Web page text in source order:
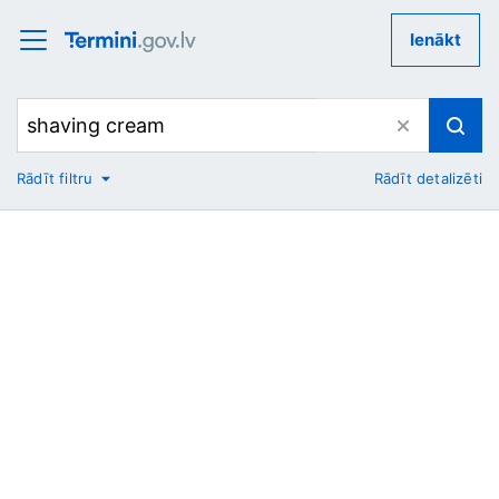
Ienākt
No
Rādīt filtru Rādīt detalizēti